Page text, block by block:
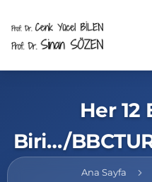
Her 12
Biri…/
Ana Sayfa